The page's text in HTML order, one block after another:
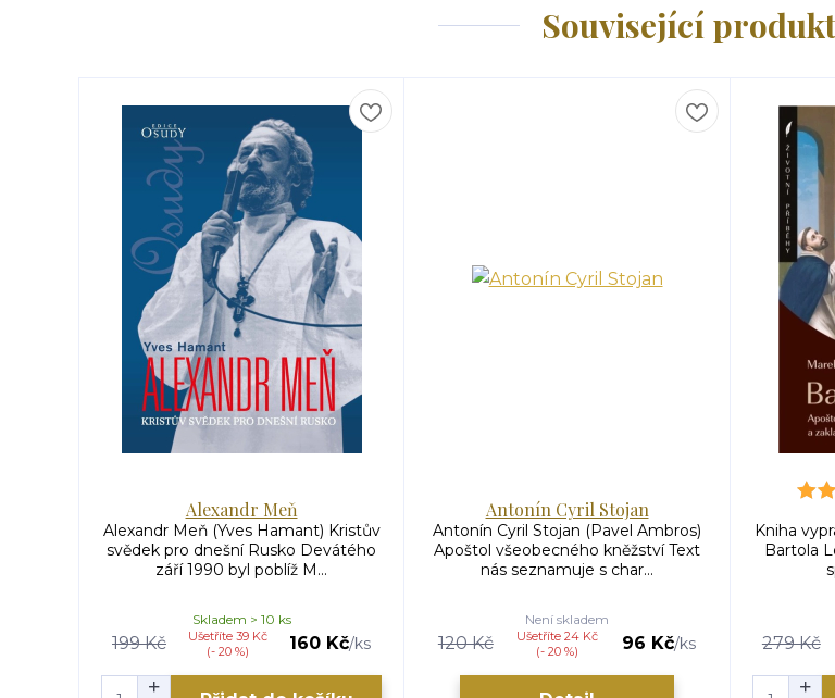
Související
Alexandr Meň
Alexandr Meň (Yves Hamant) Kristův
svědek pro dnešní Rusko Devátého
září 1990 byl poblíž M...
199 Kč
Ušetříte 39 Kč
(- 20 %)
160 Kč/ks
Skladem > 10 ks
Antonín Cyril Stojan
Antonín Cyril Stojan (Pavel Ambros)
Apoštol všeobecného kněžství Text
nás seznamuje s char...
120 Kč
Ušetříte 24 Kč
(- 20 %)
96 Kč/ks
Není skladem
Kniha
Bartola
279 Kč